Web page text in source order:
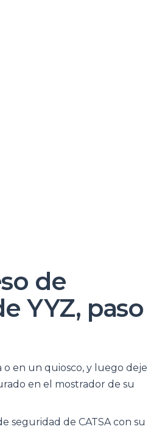
de
YYZ, paso
en un quiosco, y luego deje
en el mostrador de su
seguridad de CATSA con su